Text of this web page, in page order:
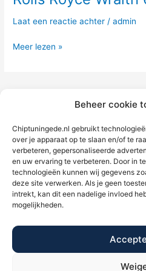
Beheer cookie
Chiptuningede.nl gebruikt
over je apparaat op te slaan en/of te
verbeteren, gepersonaliseerde
en uw ervaring te verbeteren. Door in
technologieën kunnen wij gegevens
deze site verwerken. Als je geen
intrekt, kan dit een nadelige invloed
mogelijkheden.
Laat een reactie achter /admin
Wraith
V12
Meer lezen »